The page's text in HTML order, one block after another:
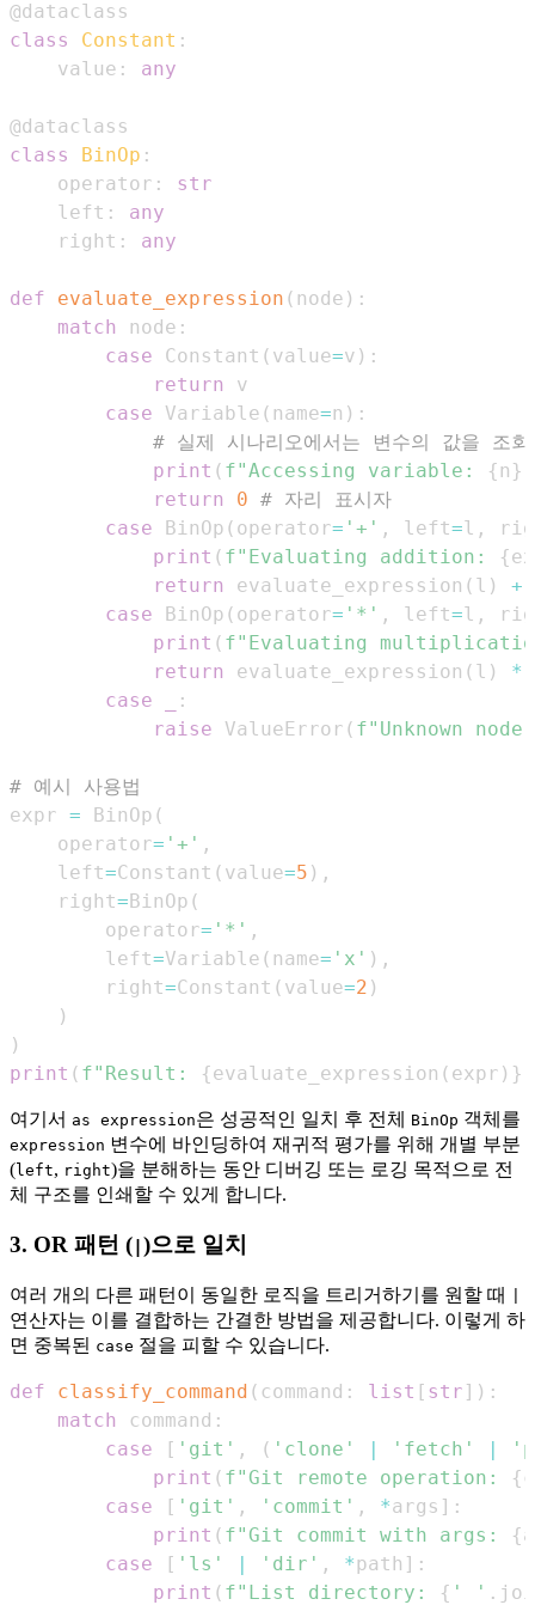
@dataclass
class
Constant :
    value
: any
@dataclass
class
BinOp :
    operator
:
str
    left
:
any
    right
: any
def evaluate_expression ( node ) :
match
node :
case Constant ( value=v ) :
return
case Variable ( name=n ) :
# 실제 시나리오에서는 변수의 값을 조
print ( f"Accessing variable: {n }
return
0 # 자리 표시자
case BinOp ( operator= '+' , left=l ,
print ( f"Evaluating addition: {
return
evaluate_expression ( l ) +
case BinOp ( operator= '*' , left=l ,
print ( f"Evaluating
return
evaluate_expression ( l ) *
case
:
raise ValueError ( f"Unknown
# 예시 사용법
expr = BinOp (
    operator
= '+' ,
    left
=Constant ( value=5 ) ,
    right
=BinOp (
        operator
= '*' ,
        left
=Variable ( name= 'x' ) ,
        right
=Constant ( value=2 )
)
)
print ( f"Result: {evaluate_expression ( expr ) }
여기서 as expression은 성공적인 일치 후 전체 BinOp 객체를
expression 변수에 바인딩하여 재귀적 평가를 위해 개별 부분
(left, right)을 분해하는 동안 디버깅 또는 로깅 목적으로 전
체 구조를 인쇄할 수 있게 합니다.
3. OR 패턴 (|)으로 일치
여러 개의 다른 패턴이 동일한 로직을 트리거하기를 원할 때
연산자는 이를 결합하는 간결한 방법을 제공합니다. 이렇게 하
면 중복된 case 절을 피할 수 있습니다.
def classify_command ( command : list [ str ] ) :
match
command :
case
[ 'git' , ( 'clone' | 'fetch' |
print ( f"Git remote operation: {
case
[ 'git' , 'commit' , *args ] :
print ( f"Git commit with args: {
case
[ 'ls' | 'dir' , *path ] :
print ( f"List directory: { ' ' .